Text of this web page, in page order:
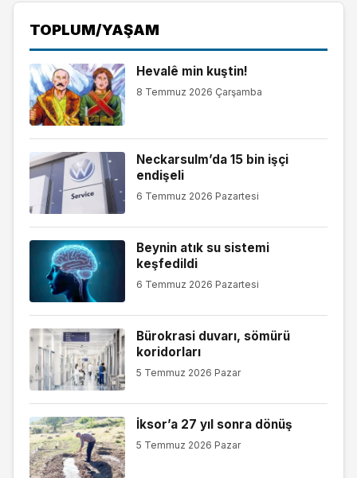
TOPLUM/YAŞAM
Hevalê min kuştin!
8 Temmuz 2026 Çarşamba
Neckarsulm’da 15 bin işçi
endişeli
6 Temmuz 2026 Pazartesi
Beynin atık su sistemi
keşfedildi
6 Temmuz 2026 Pazartesi
Bürokrasi duvarı, sömürü
koridorları
5 Temmuz 2026 Pazar
İksor’a 27 yıl sonra dönüş
5 Temmuz 2026 Pazar